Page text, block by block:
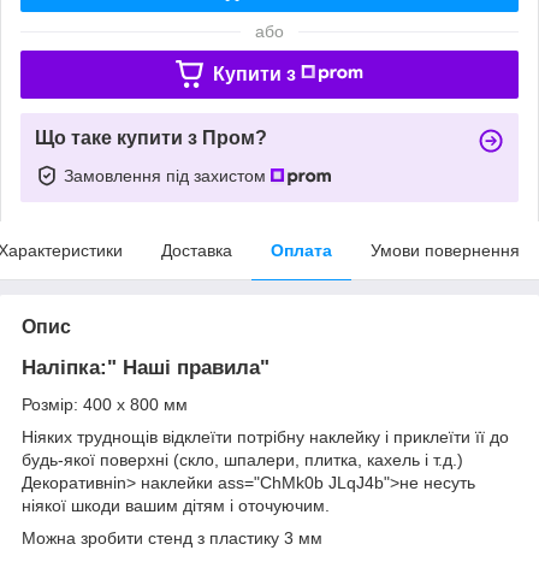
або
Купити з
Що таке купити з Пром?
Замовлення під захистом
Доставка Оплата Умови повернення
Опис
Наліпка:" Наші правила"
Розмір: 400 х 800 мм
Ніяких труднощів відклеїти потрібну наклейку і приклеїти її до
будь-якої поверхні (скло шпалери плитка кахель і т.д. )
Декоративніn> наклейки ass="ChMk0b JLqJ4b">не несуть
ніякої шкоди вашим дітям і оточуючим
Можна зробити стенд з пластику 3 мм